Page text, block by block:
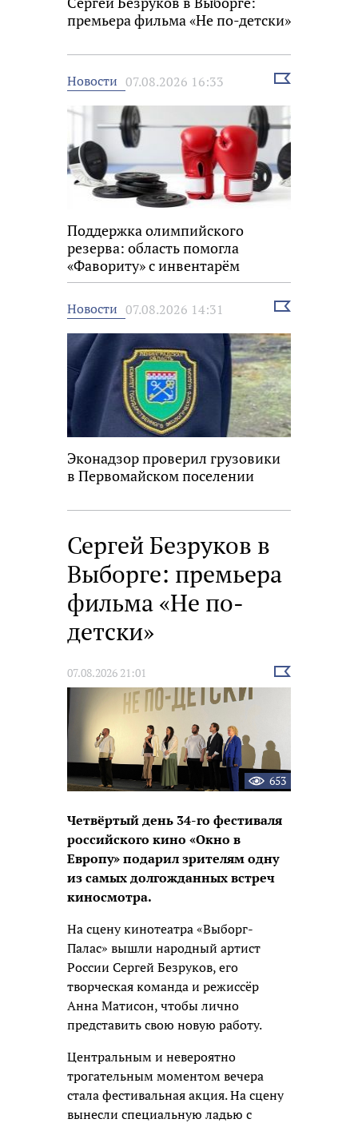
премьера фильма «Не по-детски»
Новости 07.08.2026 16:33
Выбрать
Поддержка олимпийского
резерва: область помогла
«Фавориту» с инвентарём
Новости 07.08.2026 14:31
Выбрать
Эконадзор проверил грузовики
в Первомайском поселении
Сергей Безруков в
Выборге: премьера
фильма «Не по-
детски»
07.08.2026 21:01
Выбрать
новость
653
Четвёртый день 34-го фестиваля
российского кино «Окно в
Европу» подарил зрителям одну
из самых долгожданных встреч
киносмотра.
На сцену кинотеатра «Выборг-
Палас» вышли народный артист
России Сергей Безруков, его
творческая команда и режиссёр
Анна Матисон, чтобы лично
представить свою новую работу.
Центральным и невероятно
трогательным моментом вечера
стала фестивальная акция. На сцену
вынесли специальную ладью с